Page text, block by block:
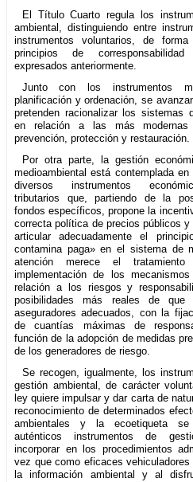
El Título Cuarto regula los
ambiental, distinguiendo entre
instrumentos voluntarios, de
principios de
expresados anteriormente.
Junto con los instrumentos
planificación y ordenación, se
pretenden racionalizar los sistemas
en relación a las más modernas
prevención, protección y restauración.
Por otra parte, la gestión
medioambiental está contemplada
diversos instrumentos
tributarios que, partiendo de la
fondos específicos, propone la
correcta política de precios públicos
articular adecuadamente el
contamina paga» en el sistema de
atención merece el
implementación de los
relación a los riesgos y
posibilidades más reales de que
aseguradores adecuados, con la
de cuantías máximas de
función de la adopción de medidas
de los generadores de riesgo.
Se recogen, igualmente, los
gestión ambiental, de carácter
ley quiere impulsar y dar carta de
reconocimiento de determinados
ambientales y la ecoetiqueta se
auténticos instrumentos de
incorporar en los procedimientos
vez que como eficaces
la información ambiental y al